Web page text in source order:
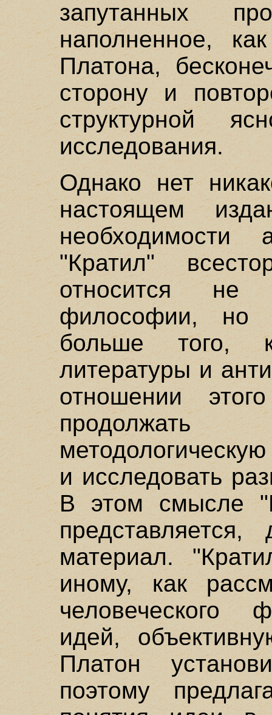
запутанных
наполненное,
Платона,
сторону и
структурной
исследования.
Однако нет
настоящем
необходимости
"Кратил"
относится
философии,
больше того,
литературы и
отношении
и исследовать
В этом смысле
представляется,
материал.
иному, как
человеческого
идей,
Платон
поэтому